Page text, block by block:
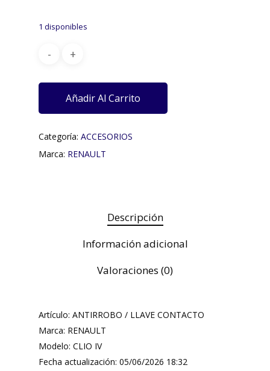
1 disponibles
Añadir Al Carrito
Categoría: ACCESORIOS
Marca: RENAULT
Descripción
Información adicional
Valoraciones (0)
Artículo: ANTIRROBO / LLAVE CONTACTO
Marca: RENAULT
Modelo: CLIO IV
Fecha actualización: 05/06/2026 18:32